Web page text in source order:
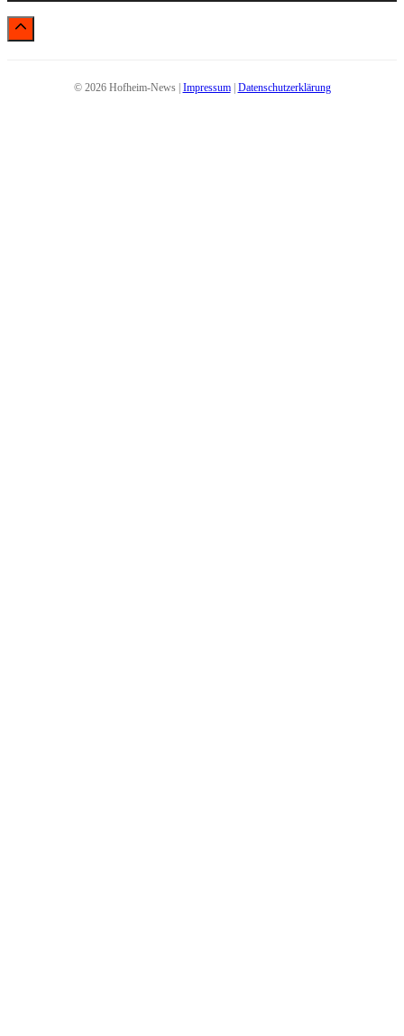
© 2026 Hofheim-News | Impressum| Datenschutzerklärung